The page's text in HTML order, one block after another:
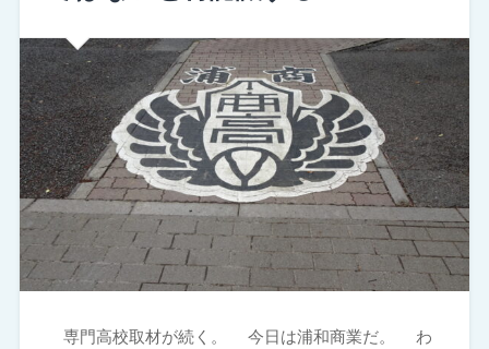
専門高校取材が続く。 今日は浦和商業だ。 わ